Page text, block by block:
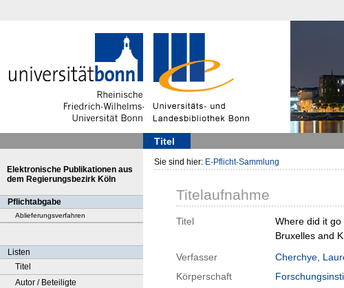
Titel
Elektronische Publikationen aus
dem Regierungsbezirk Köln
Pflichtabgabe
Ablieferungsverfahren
Listen
Titel
Autor / Beteiligte
Sie sind hier: E-Pflicht-Sammlung
Titelaufnahme
Titel
Where did it
Bruxelles and
Verfasser
Cherchye,
Körperschaft